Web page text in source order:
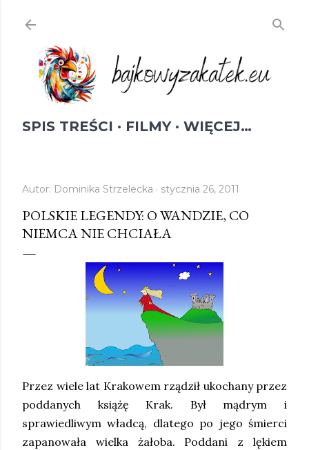
SPIS TREŚCI FILMY WIĘCEJ…
Autor: Dominika Strzelecka stycznia 26, 2011
POLSKIE LEGENDY: O WANDZIE, CO
NIEMCA NIE CHCIAŁA
Przez wiele lat Krakowem rządził ukochany przez
poddanych książę Krak. Był mądrym i
sprawiedliwym władcą, dlatego po jego śmierci
zapanowała wielka żałoba. Poddani z lękiem